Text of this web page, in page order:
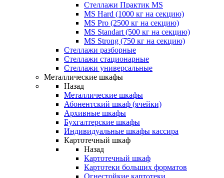
Стеллажи Практик MS
MS Hard (1000 кг на секцию)
MS Pro (2500 кг на секцию)
MS Standart (500 кг на секцию)
MS Strong (750 кг на секцию)
Стеллажи разборные
Стеллажи стационарные
Стеллажи универсальные
Металлические шкафы
Назад
Металлические шкафы
Абонентский шкаф (ячейки)
Архивные шкафы
Бухгалтерские шкафы
Индивидуальные шкафы кассира
Картотечный шкаф
Назад
Картотечный шкаф
Картотеки больших форматов
Огнестойкие картотеки